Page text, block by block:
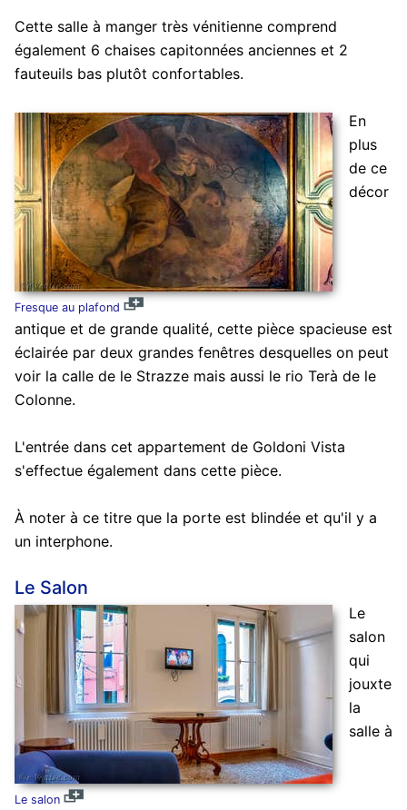
Cette salle à manger très vénitienne comprend
également 6 chaises capitonnées anciennes et 2
fauteuils bas plutôt confortables.
Fresque au plafond
En
plus
de ce
décor
antique et de grande qualité, cette pièce spacieuse est
éclairée par deux grandes fenêtres desquelles on peut
voir la calle de le Strazze mais aussi le rio Terà de le
Colonne.
L'entrée dans cet appartement de Goldoni Vista
s'effectue également dans cette pièce.
À noter à ce titre que la porte est blindée et qu'il y a
un interphone.
Le Salon
Le salon
Le
salon
qui
jouxte
la
salle à